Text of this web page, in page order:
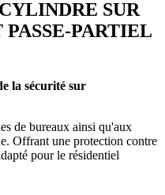
SUR
PASSE-PARTIEL
la sécurité sur
de bureaux ainsi qu'aux
Offrant une protection contre
pour le résidentiel